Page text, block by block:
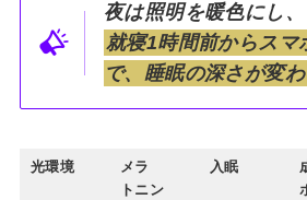
夜は照明を暖色にし、
就寝1時間前からスマ
で、睡眠の深さが変わ
光環境
メラ
トニン
入眠